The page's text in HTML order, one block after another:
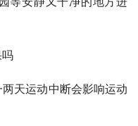
天运动中断会影响运动